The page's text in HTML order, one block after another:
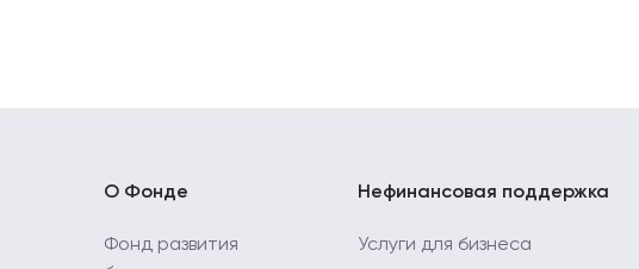
О Фонде
Фонд развития
Нефинансовая поддержка
Услуги для бизнеса